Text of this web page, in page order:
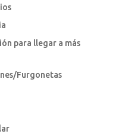
para llegar a más
Furgonetas